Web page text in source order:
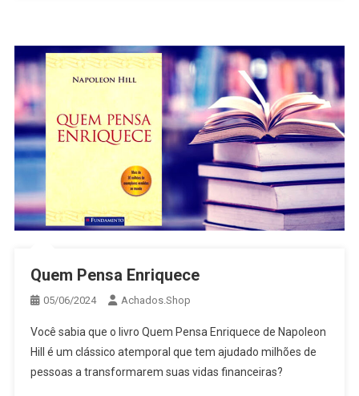
Quem Pensa Enriquece
05/06/2024 Achados.Shop
Você sabia que o livro Quem Pensa Enriquece de Napoleon
Hill é um clássico atemporal que tem ajudado milhões de
pessoas a transformarem suas vidas financeiras?